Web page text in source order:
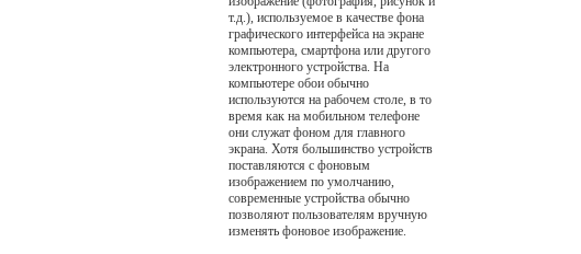
т.д.), используемое в качестве фона
графического интерфейса на экране
компьютера, смартфона или другого
электронного устройства. На
компьютере обои обычно
используются на рабочем столе, в то
время как на мобильном телефоне
они служат фоном для главного
экрана. Хотя большинство устройств
поставляются с фоновым
изображением по умолчанию,
современные устройства обычно
позволяют пользователям вручную
изменять фоновое изображение.